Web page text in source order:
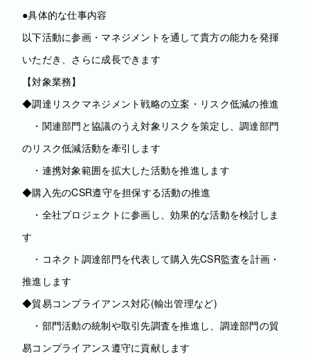
●具体的な仕事内容
以下活動に参画・マネジメントを通して貴方の能力を発揮
いただき、さらに成長できます
【対象業務】
◆調達リスクマネジメント戦略の立案・リスク低減の推進
・関連部門と協議のうえ対象リスクを策定し、調達部門
のリスク低減活動を牽引します
・連携対象範囲を拡大した活動を推進します
◆購入先のCSR遵守を担保する活動の推進
・全社プロジェクトに参画し、効果的な活動を検討しま
す
・コネクト調達部門を代表して購入先CSR監査を計画・
推進します
◆貿易コンプライアンス対応(輸出管理など)
・部門活動の統制や取引先調査を推進し、調達部門の貿
易コンプライアンス遵守に貢献します